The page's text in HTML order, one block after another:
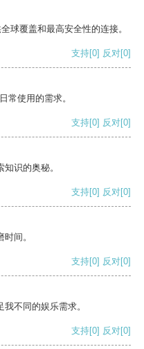
球覆盖和最高安全性的连接。
支持[0] 反对[0]
常使用的需求。
支持[0] 反对[0]
识的奥秘。
支持[0] 反对[0]
间。
支持[0] 反对[0]
不同的娱乐需求。
支持[0] 反对[0]